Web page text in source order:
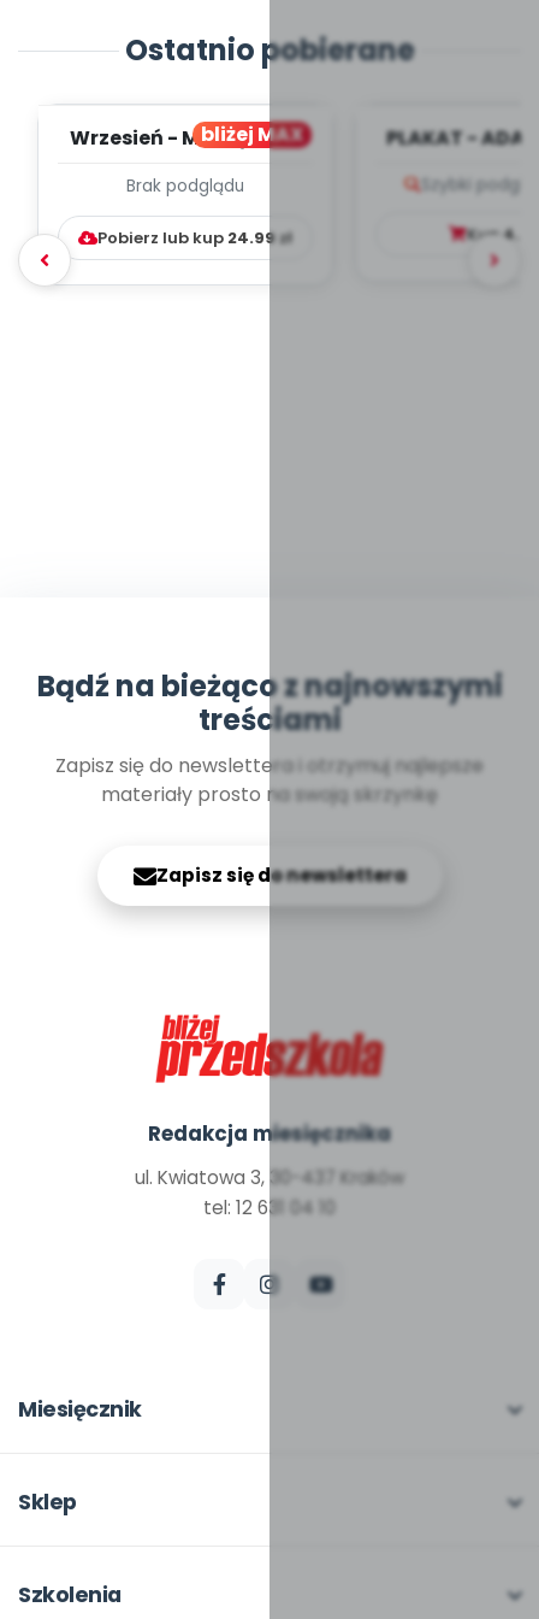
Ostatnio pobierane
bliżej MAX
Wrzesień - MIESIĘCZNY
WYCHOWAWCZO –
DYDAKTYC...
Brak podglądu
Pobierz lub kup 24.99zł
PLAKAT -
Szybki
Kup
Bądź na bieżąco z najnowszymi
treściami
Zapisz się do newslettera i otrzymuj najlepsze
materiały prosto na swoją skrzynkę
Zapisz się do newslettera
Redakcja miesięcznika
ul. Kwiatowa 3, 30-437 Kraków
tel: 12 631 04 10
Miesięcznik
W numerze
Pomoce dydaktyczne
Sklep
Moje zakupy
Szkolenia